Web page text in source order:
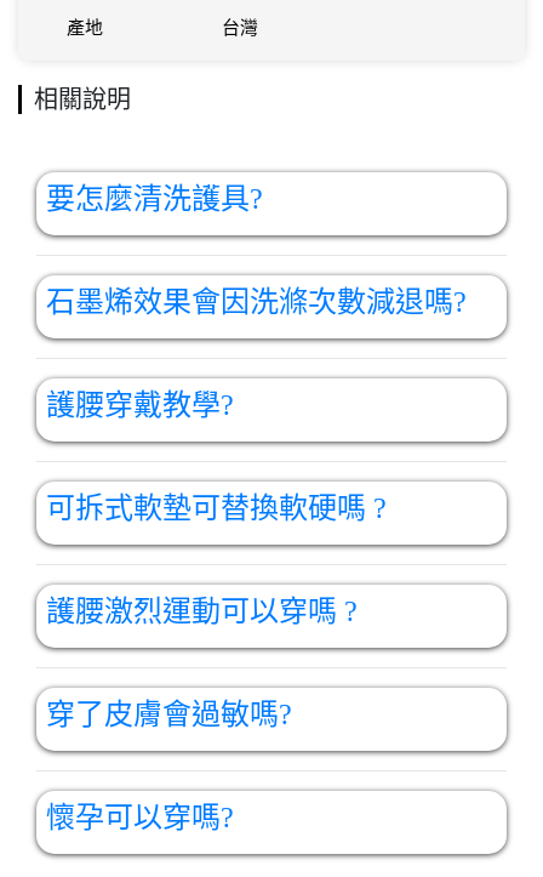
產地 台灣
相關說明
要怎麼清洗護具?
石墨烯效果會因洗滌次數減退嗎?
護腰穿戴教學?
可拆式軟墊可替換軟硬嗎 ?
護腰激烈運動可以穿嗎 ?
穿了皮膚會過敏嗎?
懷孕可以穿嗎?